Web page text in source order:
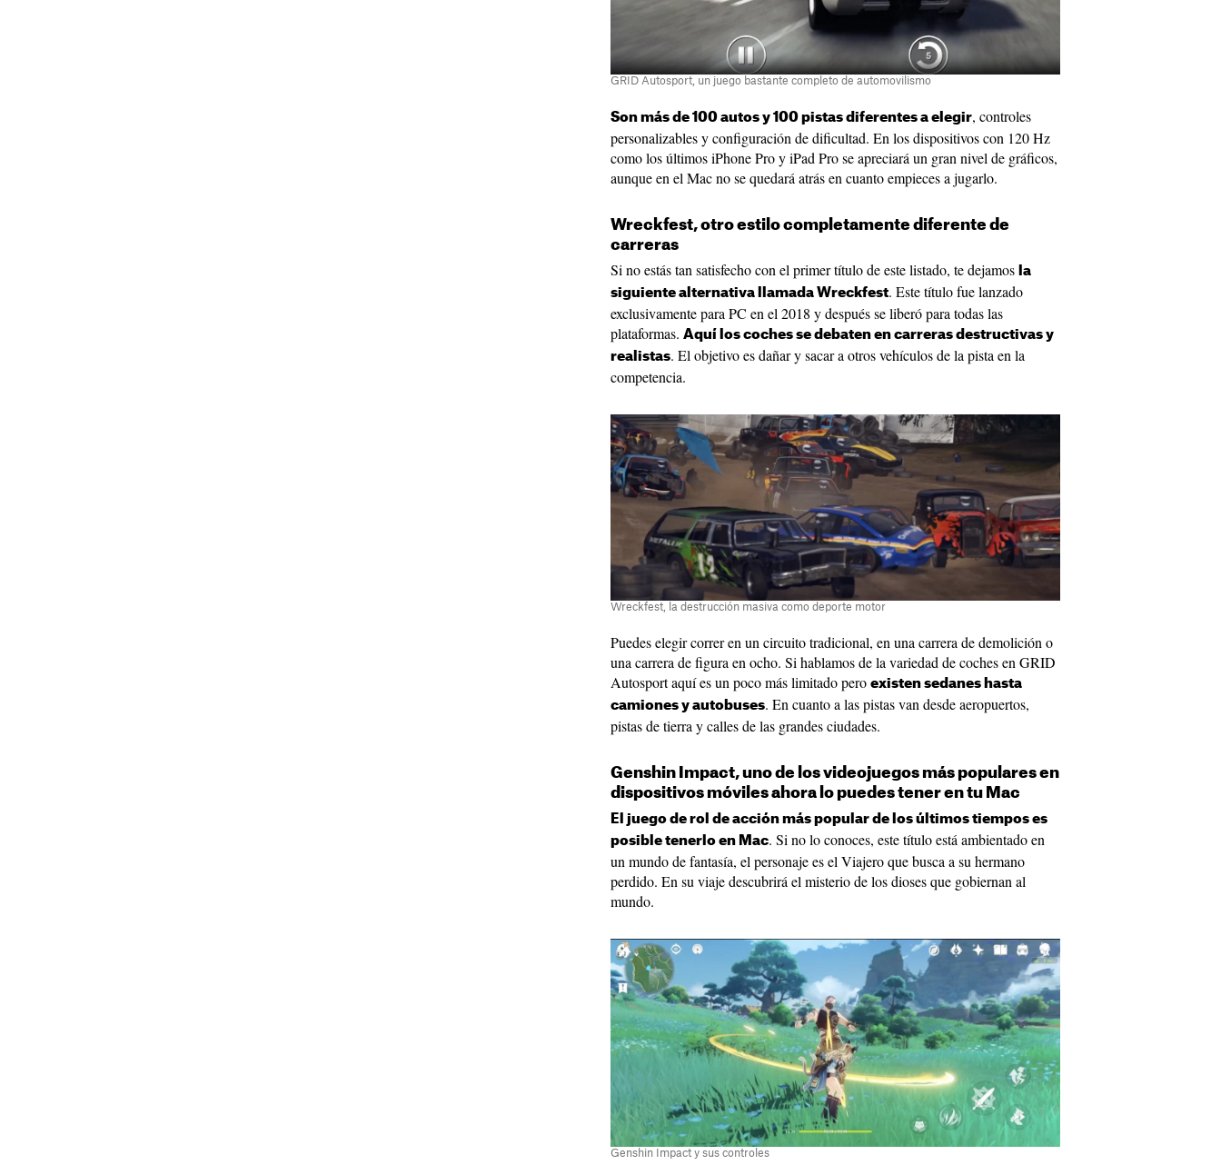
GRID Autosport, un juego bastante completo de automovilismo
Son más de 100 autos y 100 pistas diferentes a elegir, controles
personalizables y configuración de dificultad. En los dispositivos con 120 Hz
como los últimos iPhone Pro y iPad Pro se apreciará un gran nivel de gráficos,
aunque en el Mac no se quedará atrás en cuanto empieces a jugarlo.
Wreckfest, otro estilo completamente diferente de
carreras
Si no estás tan satisfecho con el primer título de este listado, te dejamos la
siguiente alternativa llamada Wreckfest. Este título fue lanzado
exclusivamente para PC en el 2018 y después se liberó para todas las
plataformas. Aquí los coches se debaten en carreras destructivas y
realistas. El objetivo es dañar y sacar a otros vehículos de la pista en la
competencia.
Wreckfest, la destrucción masiva como deporte motor
Puedes elegir correr en un circuito tradicional, en una carrera de demolición o
una carrera de figura en ocho. Si hablamos de la variedad de coches en GRID
Autosport aquí es un poco más limitado pero existen sedanes hasta
camiones y autobuses. En cuanto a las pistas van desde aeropuertos,
pistas de tierra y calles de las grandes ciudades.
Genshin Impact, uno de los videojuegos más populares en
dispositivos móviles ahora lo puedes tener en tu Mac
El juego de rol de acción más popular de los últimos tiempos es
posible tenerlo en Mac. Si no lo conoces, este título está ambientado en
un mundo de fantasía, el personaje es el Viajero que busca a su hermano
perdido. En su viaje descubrirá el misterio de los dioses que gobiernan al
mundo.
Genshin Impact y sus controles